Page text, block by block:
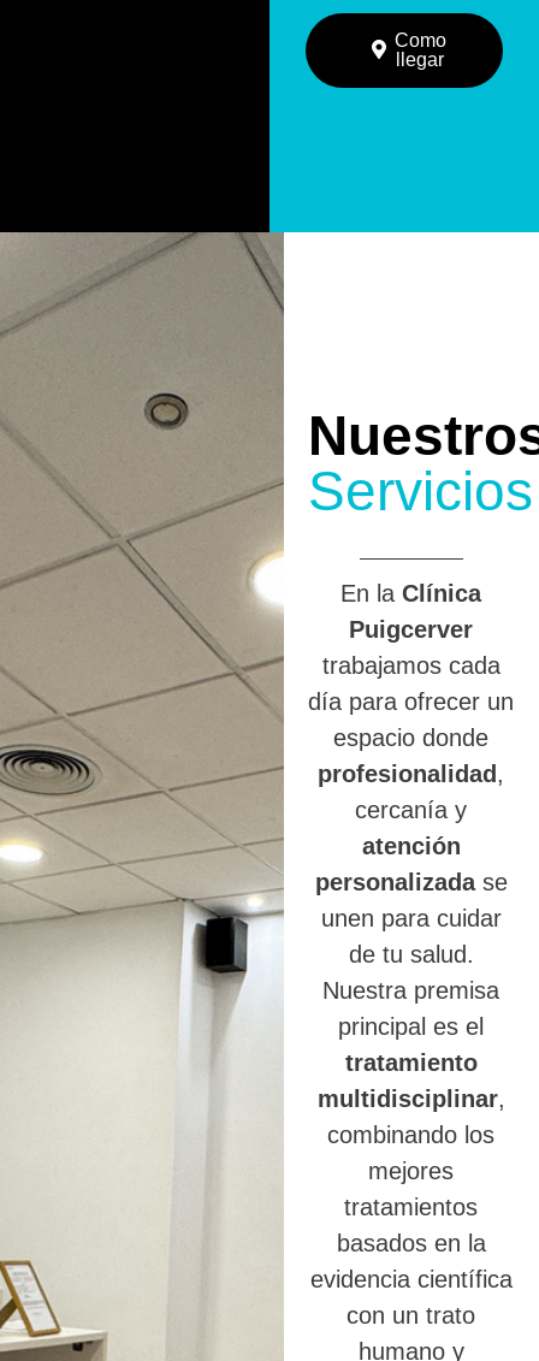
Como
llegar
Servicios
En laClínica
Puigcerver
trabajamos cada
día para ofrecer un
espacio donde
profesionalidad ,
cercanía y
atención
personalizadase
unen para cuidar
de tu salud.
Nuestra premisa
principal es el
tratamiento
multidisciplinar,
combinando los
mejores
tratamientos
basados en la
evidencia científica
con un trato
humano y